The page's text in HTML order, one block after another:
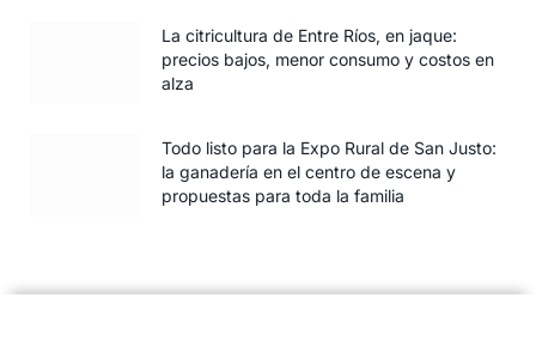
La citricultura de Entre Ríos, en jaque:
precios bajos, menor consumo y costos en
alza
Todo listo para la Expo Rural de San Justo:
la ganadería en el centro de escena y
propuestas para toda la familia